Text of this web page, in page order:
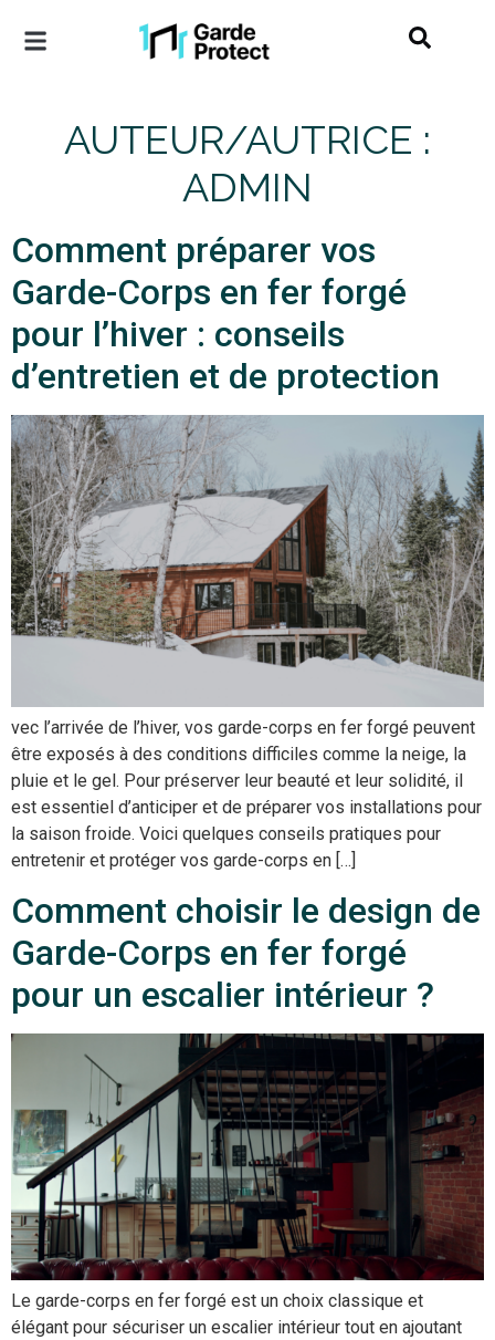
AUTEUR/AUTRICE :
ADMIN
Comment préparer vos
Garde-Corps en fer forgé
pour l’hiver : conseils
d’entretien et de protection
vec l’arrivée de l’hiver, vos garde-corps en fer forgé peuvent
être exposés à des conditions difficiles comme la neige, la
pluie et le gel. Pour préserver leur beauté et leur solidité, il
est essentiel d’anticiper et de préparer vos installations pour
la saison froide. Voici quelques conseils pratiques pour
entretenir et protéger vos garde-corps en […]
Comment choisir le design de
Garde-Corps en fer forgé
pour un escalier intérieur ?
Le garde-corps en fer forgé est un choix classique et
élégant pour sécuriser un escalier intérieur tout en ajoutant